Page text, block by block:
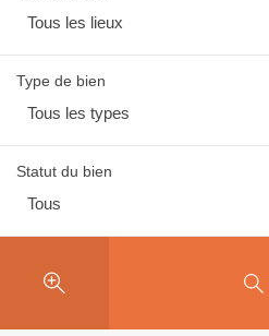
Tous les lieux
Type de bien
Tous les types
Statut du bien
Tous